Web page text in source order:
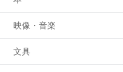
映像・音楽
文具